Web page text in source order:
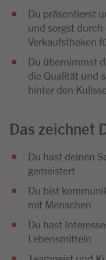
Du präsentierst
und sorgst
Verkaufstheken
Du übernimmst
die Qualität und
hinter den
Das zeichnet
Du hast deinen
gemeistert
Du bist
mit Menschen
Du hast
Lebensmitteln